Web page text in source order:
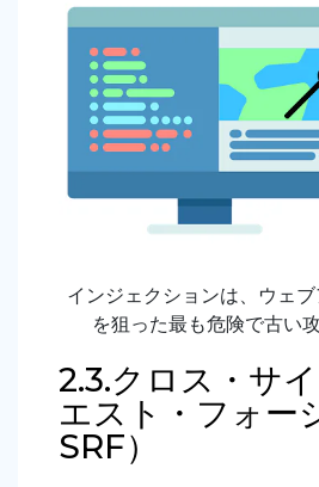
インジェクションは、ウェ
を狙った最も危険で古い攻
2.3.クロス・サ
エスト・フォー
SRF）